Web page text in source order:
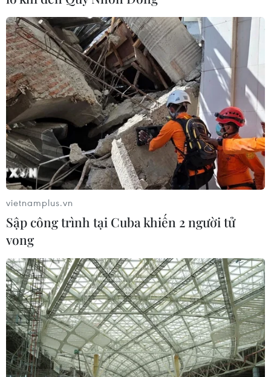
vietnamplus.vn
Sập công trình tại Cuba khiến 2 người tử
vong